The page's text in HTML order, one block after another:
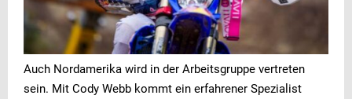
Auch Nordamerika wird in der Arbeitsgruppe vertreten
sein. Mit Cody Webb kommt ein erfahrener Spezialist